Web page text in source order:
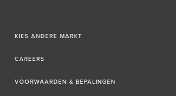
KIES ANDERE MARKT
CAREERS
VOORWAARDEN & BEPALINGEN